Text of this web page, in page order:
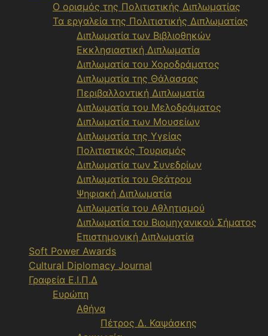
Ο ορισμός της Πολιτιστικής Διπλωματίας
Τα εργαλεία της Πολιτιστικής Διπλωματίας
Διπλωματία των Βιβλιοθηκών
Εκκλησιαστική Διπλωματία
Διπλωματία του Χοροδράματος
Διπλωματία της Θάλασσας
Περιβαλλοντική Διπλωματία
Διπλωματία του Μελοδράματος
Διπλωματία των Μουσείων
Διπλωματία της Υγείας
Πολιτιστικός Τουρισμός
Διπλωματία των Συνεδρίων
Διπλωματία του Θεάτρου
Ψηφιακή Διπλωματία
Διπλωματία του Αθλητισμού
Διπλωματία του Βιομηχανικού Σήματος
Επιστημονική Διπλωματία
Soft Power Awards
Cultural Diplomacy Journal
Γραφεία Ε.Ι.Π.Δ
Ευρώπη
Αθήνα
Πέτρος Δ. Καψάσκης